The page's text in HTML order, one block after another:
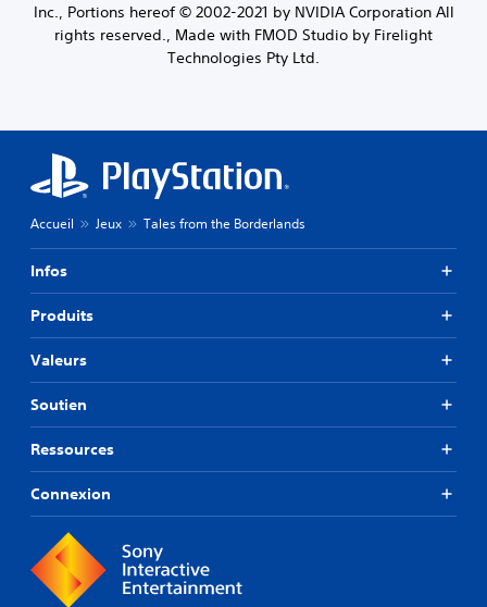
Inc., Portions hereof © 2002-2021 by NVIDIA Corporation All
rights reserved., Made with FMOD Studio by Firelight
Technologies Pty Ltd.
Accueil Jeux Tales from the Borderlands
Infos
Produits
Valeurs
Soutien
Ressources
Connexion